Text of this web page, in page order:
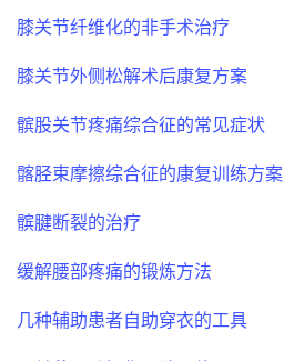
膝关节纤维化的非手术治疗
膝关节外侧松解术后康复方案
髌股关节疼痛综合征的常见症状
髂胫束摩擦综合征的康复训练方案
髌腱断裂的治疗
缓解腰部疼痛的锻炼方法
几种辅助患者自助穿衣的工具